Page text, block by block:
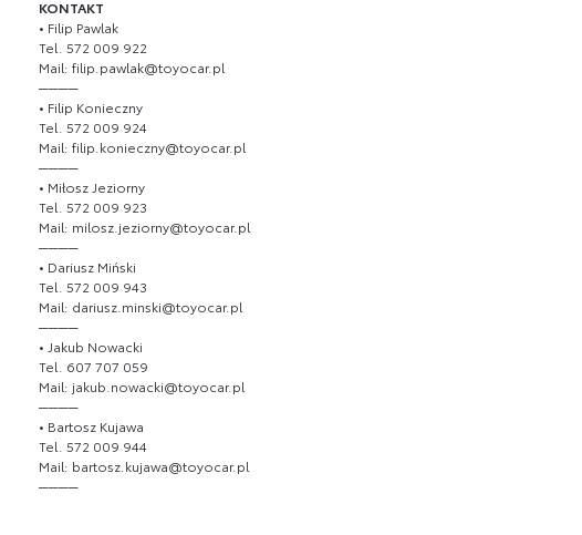
KONTAKT
• Filip Pawlak
Tel. 572 009 922
Mail: filip.pawlak@toyocar.pl
────
• Filip Konieczny
Tel. 572 009 924
Mail: filip.konieczny@toyocar.pl
────
• Miłosz Jeziorny
Tel. 572 009 923
Mail: milosz.jeziorny@toyocar.pl
────
• Dariusz Miński
Tel. 572 009 943
Mail: dariusz.minski@toyocar.pl
────
• Jakub Nowacki
Tel. 607 707 059
Mail: jakub.nowacki@toyocar.pl
────
• Bartosz Kujawa
Tel. 572 009 944
Mail: bartosz.kujawa@toyocar.pl
────